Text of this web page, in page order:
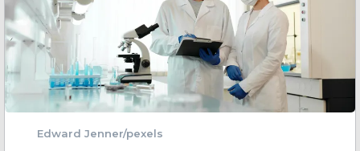
Edward Jenner/pexels